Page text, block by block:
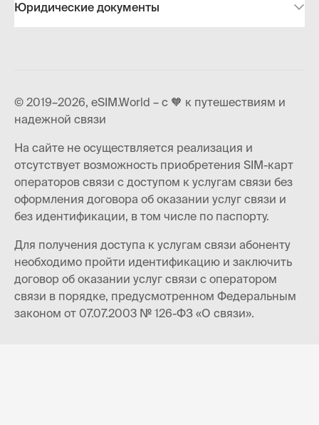
Юридические документы
© 2019–2026, eSIM.World – с 🧡 к путешествиям и
надежной связи
На сайте не осуществляется реализация и
отсутствует возможность приобретения SIM-карт
операторов связи с доступом к услугам связи без
оформления договора об оказании услуг связи и
без идентификации, в том числе по паспорту.
Для получения доступа к услугам связи абоненту
необходимо пройти идентификацию и заключить
договор об оказании услуг связи с оператором
связи в порядке, предусмотренном Федеральным
законом от 07.07.2003 № 126-ФЗ «О связи».